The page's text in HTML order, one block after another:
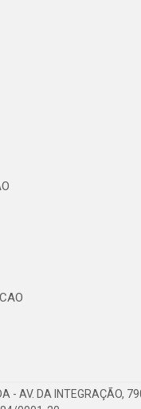
- AV. DA INTEGRAÇÃO,